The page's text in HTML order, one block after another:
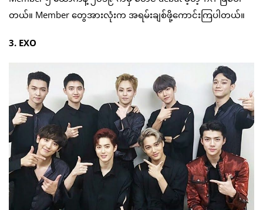
တယ်။ Member တွေအားလုံးက အရမ်းချစ်ဖို့ကောင်းကြပါတယ်။
3. EXO